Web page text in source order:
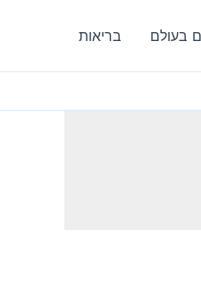
בעולם בריאות